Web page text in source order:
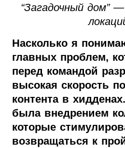
“Загадочный дом”
Насколько я
главных проблем,
перед командой
высокая скорость
контента в
была внедрением
которые
возвращаться к